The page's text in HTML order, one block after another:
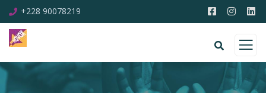
+228 90078219